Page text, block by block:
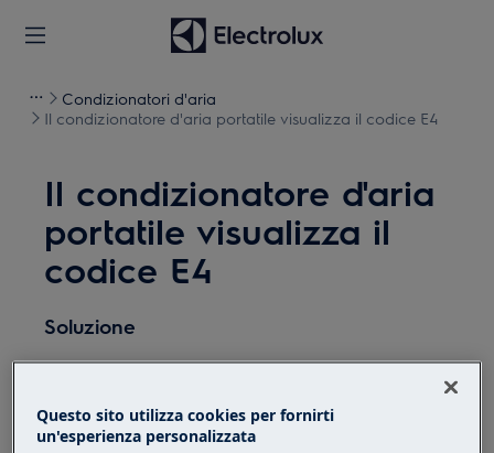
Condizionatori d'aria
Il condizionatore d'aria portatile visualizza il codice E4
Il condizionatore d'aria
portatile visualizza il
codice E4
Soluzione
Problema:
Il condizionatore d'aria portatile visualizza
il codice E4
Questo sito utilizza cookies per fornirti
un'esperienza personalizzata